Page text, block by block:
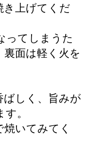
き上げてくだ
ってしまうた
面は軽く火を
ばしく、旨みが
。
いてみてく